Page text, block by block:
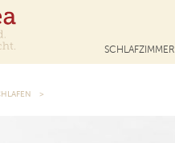
SCHLAFZIMMER